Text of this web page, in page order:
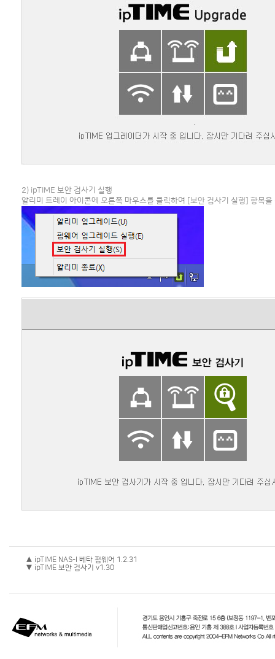
2) ipTIME 보안 검사기 실행
알리미 트레이 아이콘에 오른쪽 마우스를 클릭하여 [보안 검사기 실행] 항목을
▲ ipTIME NAS-I 베타 펌웨어 1.2.31
▼ ipTIME 보안 검사기 v1.30